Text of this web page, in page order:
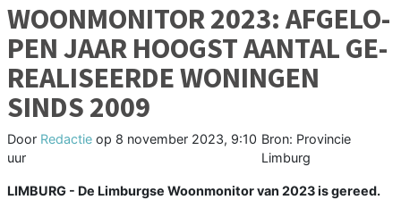
WOON­MO­NI­TOR 2023: AF­GE­LO­
PEN JAAR HOOGST AAN­TAL GE­
RE­A­LI­SEER­DE WO­NIN­GEN
SINDS 2009
Door Redactie op 8 november 2023, 9:10
uur
Bron: Provincie
Limburg
LIMBURG - De Limburgse Woonmonitor van 2023 is gereed.